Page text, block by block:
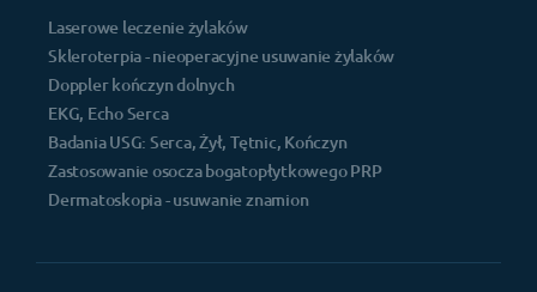
Laserowe leczenie żylaków
Skleroterpia - nieoperacyjne usuwanie żylaków
Doppler kończyn dolnych
EKG, Echo Serca
Badania USG: Serca, Żył, Tętnic, Kończyn
Zastosowanie osocza bogatopłytkowego PRP
Dermatoskopia - usuwanie znamion